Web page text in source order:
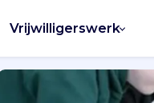
Vrijwilligerswerk